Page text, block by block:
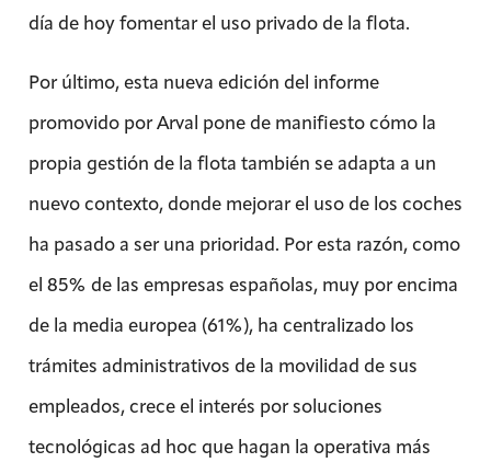
día de hoy fomentar el uso privado de la flota.
Por último, esta nueva edición del informe
promovido por Arval pone de manifiesto cómo la
propia gestión de la flota también se adapta a un
nuevo contexto, donde mejorar el uso de los coches
ha pasado a ser una prioridad. Por esta razón, como
el 85% de las empresas españolas, muy por encima
de la media europea (61%), ha centralizado los
trámites administrativos de la movilidad de sus
empleados, crece el interés por soluciones
tecnológicas ad hoc que hagan la operativa más